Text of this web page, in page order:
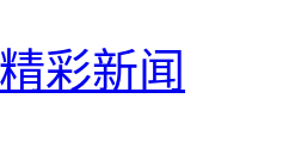
彩新闻